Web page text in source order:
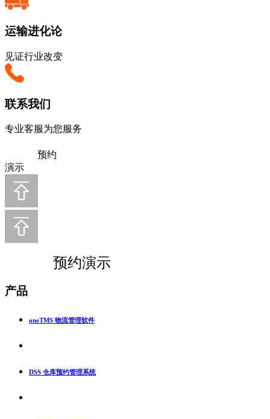
运输进化论
见证行业改变
联系我们
专业客服为您服务
预约
演示
预约演示
产品
oneTMS 物流管理软件
DSS 仓库预约管理系统